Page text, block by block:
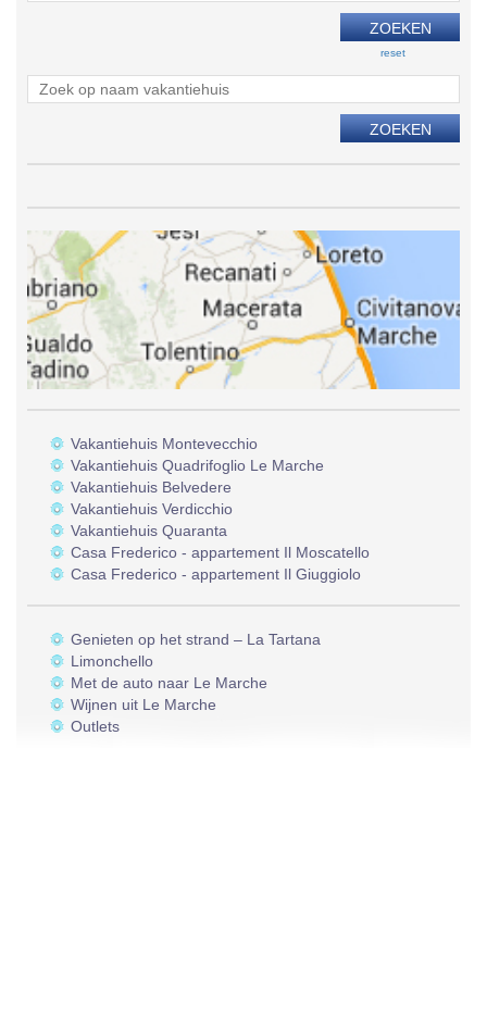
reset
Vakantiehuis Montevecchio
Vakantiehuis Quadrifoglio Le Marche
Vakantiehuis Belvedere
Vakantiehuis Verdicchio
Vakantiehuis Quaranta
Casa Frederico - appartement Il Moscatello
Casa Frederico - appartement Il Giuggiolo
Genieten op het strand – La Tartana
Limonchello
Met de auto naar Le Marche
Wijnen uit Le Marche
Outlets